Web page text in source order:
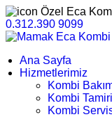
Özel Eca
0.312.390 9099
Ana Sayfa
Hizmetlerimiz
Kombi
Kombi Tamiri
Kombi